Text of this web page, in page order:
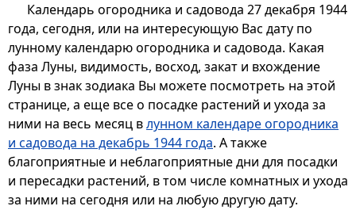
Календарь огородника и садовода 27 декабря 1944
года, сегодня, или на интересующую Вас дату по
лунному календарю огородника и садовода. Какая
фаза Луны, видимость, восход, закат и вхождение
Луны в знак зодиака Вы можете посмотреть на этой
странице, а еще все о посадке растений и ухода за
ними на весь месяц влунном календаре огородника
и садовода на декабрь 1944 года. А также
благоприятные и неблагоприятные дни для посадки
и пересадки растений, в том числе комнатных и ухода
за ними на сегодня или на любую другую дату.